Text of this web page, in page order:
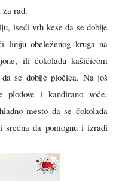
rad.
iseći vrh kese da se dobije
liniju obeleženog kruga na
ili čokoladu kašičicom
se dobije pločica. Na još
plodove i kandirano voće.
mesto da se čokolada
srećna da pomognu i izradi